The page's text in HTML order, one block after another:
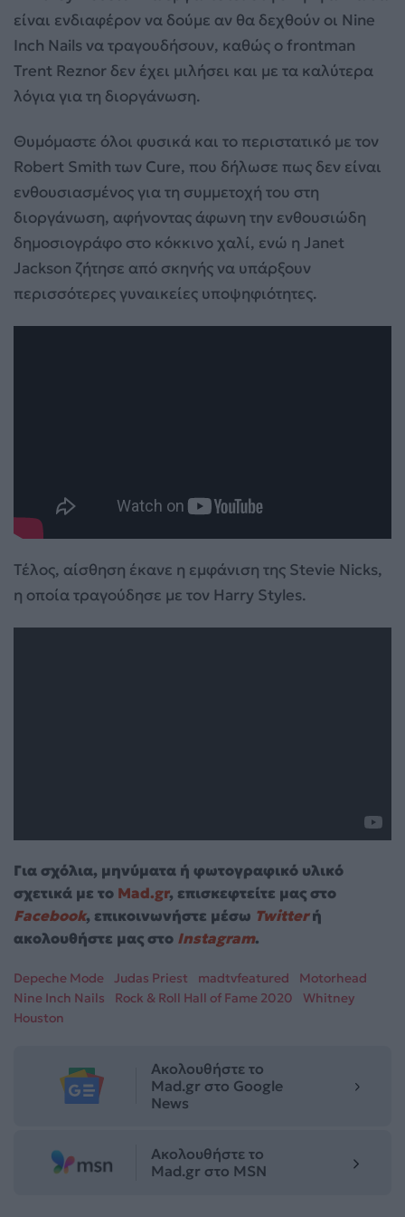
είναι ενδιαφέρον να δούμε αν θα δεχθούν οι Nine
Inch Nails να τραγουδήσουν, καθώς ο frontman
Trent Reznor δεν έχει μιλήσει και με τα καλύτερα
λόγια για τη διοργάνωση.
Θυμόμαστε όλοι φυσικά και το περιστατικό με τον
Robert Smith των Cure, που δήλωσε πως δεν είναι
ενθουσιασμένος για τη συμμετοχή του στη
διοργάνωση, αφήνοντας άφωνη την ενθουσιώδη
δημοσιογράφο στο κόκκινο χαλί, ενώ η Janet
Jackson ζήτησε από σκηνής να υπάρξουν
περισσότερες γυναικείες υποψηφιότητες.
Τέλος, αίσθηση έκανε η εμφάνιση της Stevie Nicks,
η οποία τραγούδησε με τον Harry Styles.
Για σχόλια, μηνύματα ή φωτογραφικό υλικό
σχετικά με το Mad.gr, επισκεφτείτε μας στο
Facebook, επικοινωνήστε μέσω Twitterή
ακολουθήστε μας στο Instagram.
Depeche Mode Judas Priest madtvfeatured
Motorhead
Nine Inch Nails
Rock & Roll Hall of Fame 2020
Whitney
Houston
Ακολουθήστε το
Mad.gr στο Google
News
Ακολουθήστε το
Mad.gr στο MSN